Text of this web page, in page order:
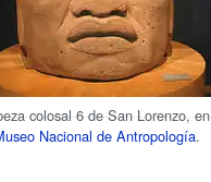
colosal 6 de San Lorenzo, en
Nacional de Antropología.